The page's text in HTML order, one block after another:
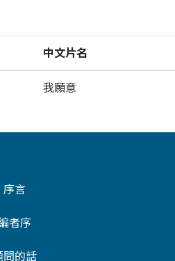
中文片名
我願意
序言
者序
問的話